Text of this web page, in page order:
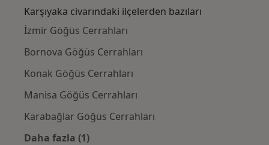
Karşıyaka civarındaki ilçelerden bazıları
İzmir Göğüs Cerrahları
Bornova Göğüs Cerrahları
Konak Göğüs Cerrahları
Manisa Göğüs Cerrahları
Karabağlar Göğüs Cerrahları
Daha fazla (1)